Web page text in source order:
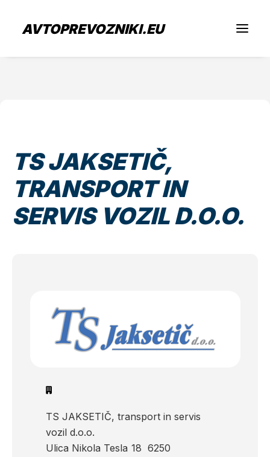
AVTOPREVOZNIKI.EU
Zaposlitev
O nas
TS JAKSETIČ,
TRANSPORT IN
SERVIS VOZIL D.O.O.
TS JAKSETIČ, transport in servis
vozil d.o.o.
Ulica Nikola Tesla 18 6250